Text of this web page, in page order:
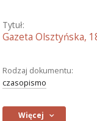
Tytuł:
Gazeta Olsztyńska,
Rodzaj dokumentu:
czasopismo
Więcej